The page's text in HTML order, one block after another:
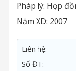
Pháp lý: Hợp
Năm XD: 2007
Liên hệ:
Số ĐT: